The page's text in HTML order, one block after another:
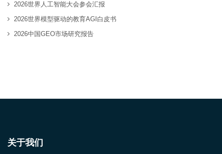
2026世界人工智能大会参会汇报
2026世界模型驱动的教育AGI白皮书
2026中国GEO市场研究报告
关于我们